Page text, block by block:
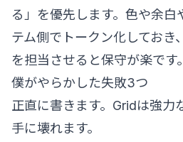
る」を優先します。色や余白
テム側でトークン化しておき
を担当させると保守が楽です。
僕がやらかした失敗3つ
正直に書きます。Gridは強力
手に壊れます。